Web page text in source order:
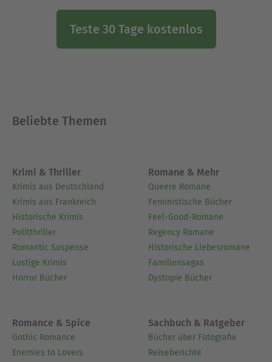
Teste 30 Tage kostenlos
Beliebte Themen
Krimi & Thriller
Krimis aus Deutschland
Krimis aus Frankreich
Historische Krimis
Politthriller
Romantic Suspense
Lustige Krimis
Horror Bücher
Romane & Mehr
Queere Romane
Feministische Bücher
Feel-Good-Romane
Regency Romane
Historische Liebesromane
Familiensagas
Dystopie Bücher
Romance & Spice
Gothic Romance
Enemies to Lovers
Sachbuch & Ratgeber
Bücher über Fotografie
Reiseberichte